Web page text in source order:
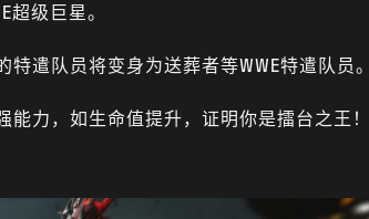
超级巨星。
遣队员将变身为送葬者等WWE特遣队员。
力，如生命值提升，证明你是擂台之王！